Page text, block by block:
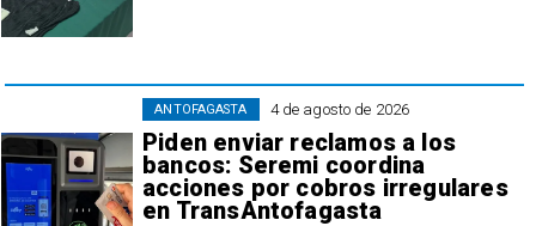
4 de agosto de 2026
Piden enviar reclamos a los
bancos: Seremi coordina
acciones por cobros irregulares
en TransAntofagasta
ANTOFAGASTA